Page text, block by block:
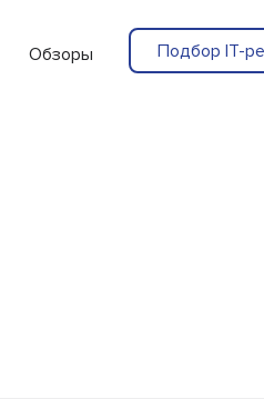
Обзоры Подбор IT-